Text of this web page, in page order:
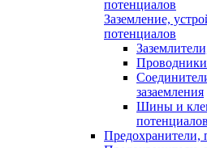
потенциалов
Заземление,
потенциалов
Проводники
зазаемления
Шины и
потенциалов
Предохранители,